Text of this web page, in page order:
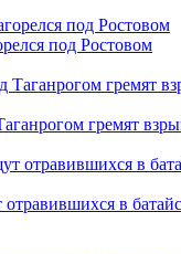
под Ростовом
гремят
в